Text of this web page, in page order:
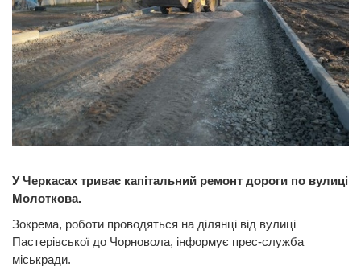
У Черкасах триває капітальний ремонт дороги по вулиці
Молоткова.
Зокрема, роботи проводяться на ділянці від вулиці
Пастерівської до Чорновола, інформує прес-служба
міськради.